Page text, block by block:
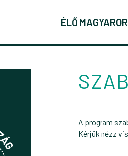
ÉLŐ
A program
Kérjük nézz